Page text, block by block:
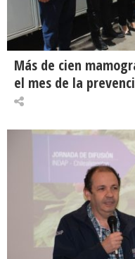
Más de cien
el mes de la